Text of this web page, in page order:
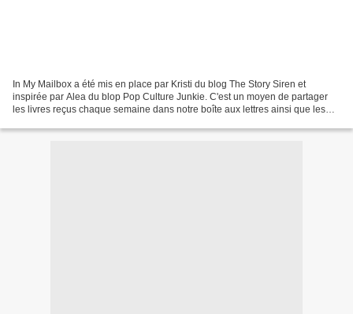
In My Mailbox a été mis en place par Kristi du blog The Story Siren et
inspirée par Alea du blop Pop Culture Junkie. C'est un moyen de partager
les livres reçus chaque semaine dans notre boîte aux lettres ainsi que les